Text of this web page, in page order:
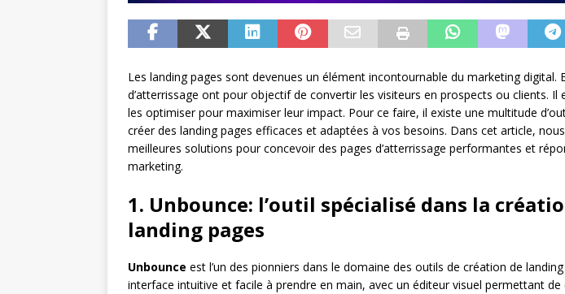
Les landing pages sont devenues un élément incontournable du marketing digital.
d’atterrissage ont pour objectif de convertir les visiteurs en prospects ou clients. Il
les optimiser pour maximiser leur impact. Pour ce faire, il existe une multitude
créer des landing pages efficaces et adaptées à vos besoins. Dans cet article,
meilleures solutions pour concevoir des pages d’atterrissage performantes et
marketing.
1. Unbounce: l’outil spécialisé dans la
landing pages
Unbounce est l’un des pionniers dans le domaine des outils de création de
interface intuitive et facile à prendre en main, avec un éditeur visuel permettant de